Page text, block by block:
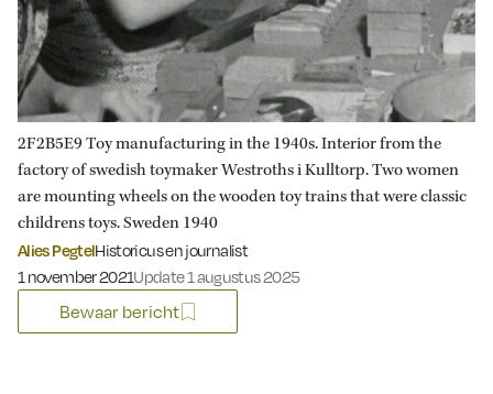
2F2B5E9 Toy manufacturing in the 1940s. Interior from the
factory of swedish toymaker Westroths i Kulltorp. Two women
are mounting wheels on the wooden toy trains that were classic
childrens toys. Sweden 1940
Alies PegtelHistoricus en journalist
Gepubliceerd op:
1 november 2021Update 1 augustus 2025
Bewaar bericht